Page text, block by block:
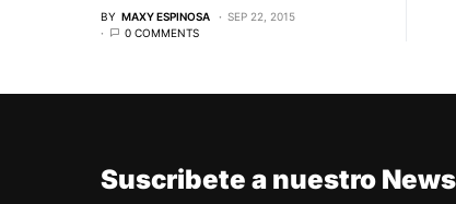
BY MAXY ESPINOSA
SEP 22, 2015
0 COMMENTS
Suscribete a nuestro